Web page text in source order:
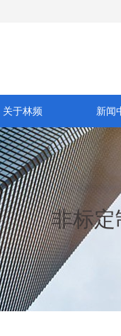
关于林频 新闻
非标定